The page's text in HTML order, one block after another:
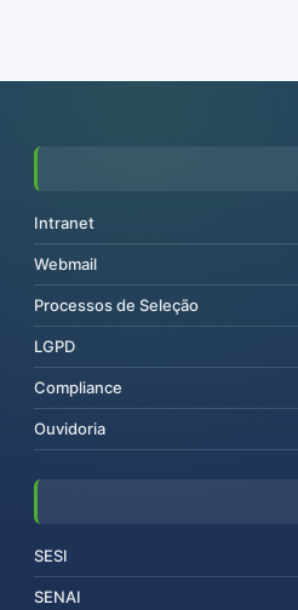
Intranet
Webmail
Processos de Seleção
LGPD
Compliance
Ouvidoria
SESI
SENAI